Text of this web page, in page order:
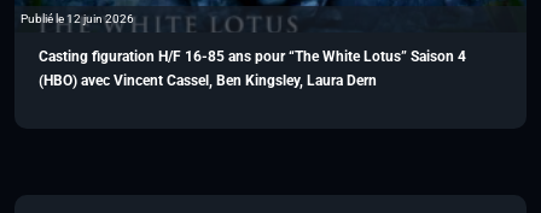
Publié le 12 juin 2026
Casting figuration H/F 16-85 ans pour “The White Lotus” Saison 4
(HBO) avec Vincent Cassel, Ben Kingsley, Laura Dern